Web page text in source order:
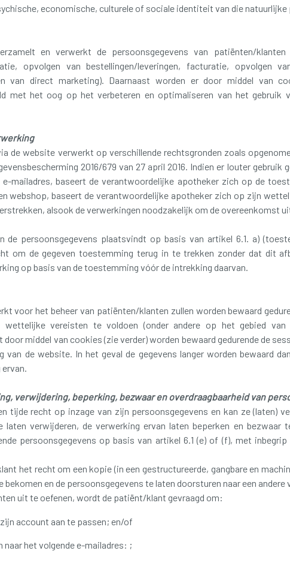
economische, culturele of sociale identiteit van die natuurlijke
en verwerkt de persoonsgegevens van patiënten/
opvolgen van bestellingen/leveringen, facturatie, opvolgen
van direct marketing). Daarnaast worden er door middel van
met het oog op het verbeteren en optimaliseren van het gebruik
de website verwerkt op verschillende rechtsgronden zoals
2016/679 van 27 april 2016. Indien er louter gebruik
mailadres, baseert de verantwoordelijke apotheker zich op de
webshop, baseert de verantwoordelijke apotheker zich op zijn
alsook de verwerkingen noodzakelijk om de overeenkomst
de persoonsgegevens plaatsvindt op basis van artikel 6.1. a)
om de gegeven toestemming terug in te trekken zonder dat dit
op basis van de toestemming vóór de intrekking daarvan.
voor het beheer van patiënten/klanten zullen worden bewaard
vereisten te voldoen (onder andere op het gebied van
middel van cookies (zie verder) worden bewaard gedurende de
van de website. In het geval de gegevens langer worden bewaard
verwijdering, beperking, bezwaar en overdraagbaarheid van
tijde recht op inzage van zijn persoonsgegevens en kan ze (laten)
verwijderen, de verwerking ervan laten beperken en bezwaar
persoonsgegevens op basis van artikel 6.1 (e) of (f), met
het recht om een kopie (in een gestructureerde, gangbare en
en de persoonsgegevens te laten doorsturen naar een andere
uit te oefenen, wordt de patiënt/klant gevraagd om:
account aan te passen; en/of
naar het volgende e-mailadres: ;